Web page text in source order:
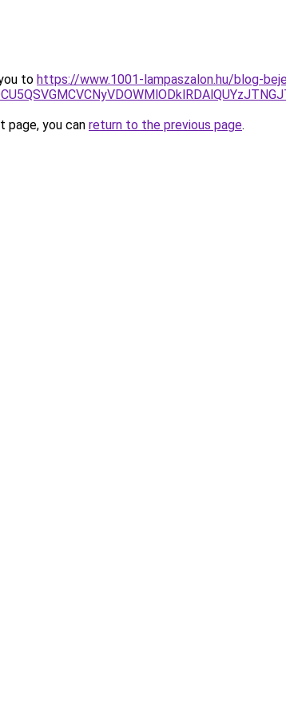
to https://www.1001-lampaszalon.hu/blog-
you can return to the previous page.